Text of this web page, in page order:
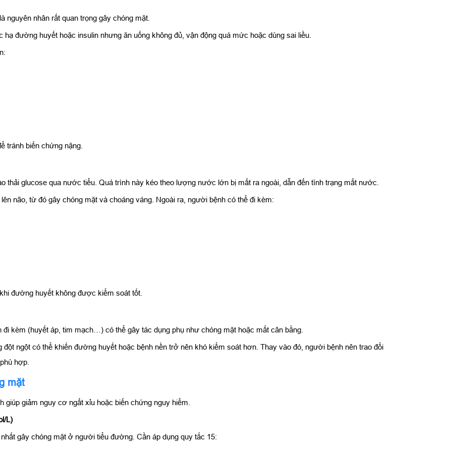
nguyên nhân rất quan trọng gây chóng mặt.
đường huyết hoặc insulin nhưng ăn uống không đủ, vận động quá mức hoặc dùng sai liều.
tránh biến chứng nặng.
thải glucose qua nước tiểu. Quá trình này kéo theo lượng nước lớn bị mất ra ngoài, dẫn đến tình trạng mất nước.
não, từ đó gây chóng mặt và choáng váng. Ngoài ra, người bệnh có thể đi kèm:
đường huyết không được kiểm soát tốt.
đi kèm (huyết áp, tim mạch…) có thể gây tác dụng phụ như chóng mặt hoặc mất cân bằng.
ngột có thể khiến đường huyết hoặc bệnh nền trở nên khó kiểm soát hơn. Thay vào đó, người bệnh nên trao đổi
hợp.
mặt
giảm nguy cơ ngất xỉu hoặc biến chứng nguy hiểm.
L)
gây chóng mặt ở người tiểu đường. Cần áp dụng quy tắc 15: